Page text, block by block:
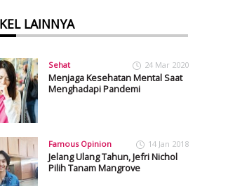
LAINNYA
Sehat 24 Mar 2020
Menjaga Kesehatan Mental Saat
Menghadapi Pandemi
Famous Opinion 14 Jan 2018
Jelang Ulang Tahun, Jefri Nichol
Pilih Tanam Mangrove